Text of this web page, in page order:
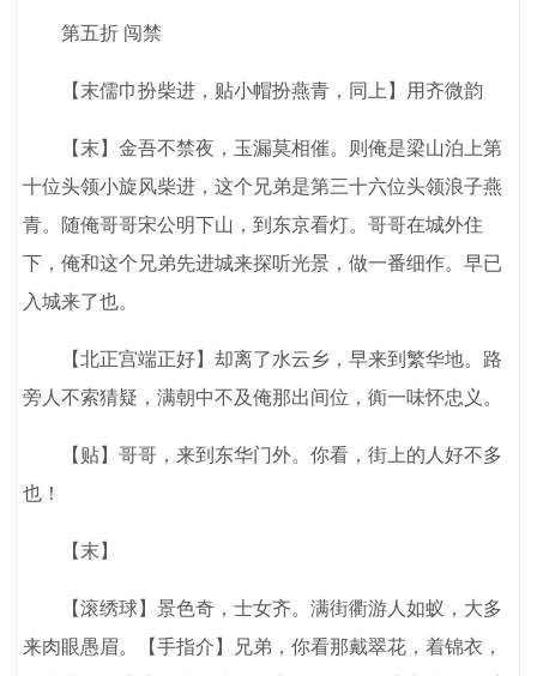
第五折 闯禁
【末儒巾扮柴进，贴小帽扮燕青，同上】用齐微韵
【末】金吾不禁夜，玉漏莫相催。则俺是梁山泊上第
十位头领小旋风柴进，这个兄弟是第三十六位头领浪子燕
青。随俺哥哥宋公明下山，到东京看灯。哥哥在城外住
下，俺和这个兄弟先进城来探听光景，做一番细作。早已
入城来了也。
【北正宫端正好】却离了水云乡，早来到繁华地。路
旁人不索猜疑，满朝中不及俺那出间位，衠一味怀忠义。
【贴】哥哥，来到东华门外。你看，街上的人好不多
也！
【末】
【滚绣球】景色奇，士女齐。满街衢游人如蚁，大多
来肉眼愚眉。【手指介】兄弟，你看那戴翠花，着锦衣，